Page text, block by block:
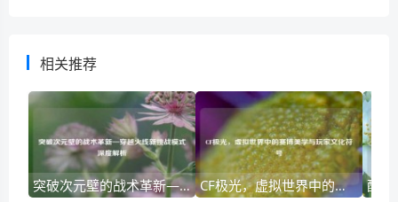
相关推荐
突破次元壁的战术革新—穿越火线新挑战模式深度解析 CF极光，虚拟世界中的赛博美学与玩家文化符号